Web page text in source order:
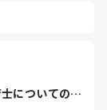
についての仕